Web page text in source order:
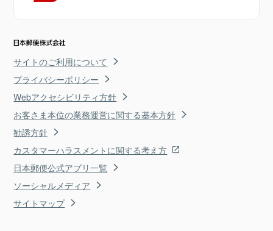
サイトのご利用について
プライバシーポリシー
Webアクセシビリティ方針
お客さま本位の業務運営に関する基本方針
勧誘方針
カスタマーハラスメントに関する考え方
日本郵便公式アプリ一覧
ソーシャルメディア
サイトマップ